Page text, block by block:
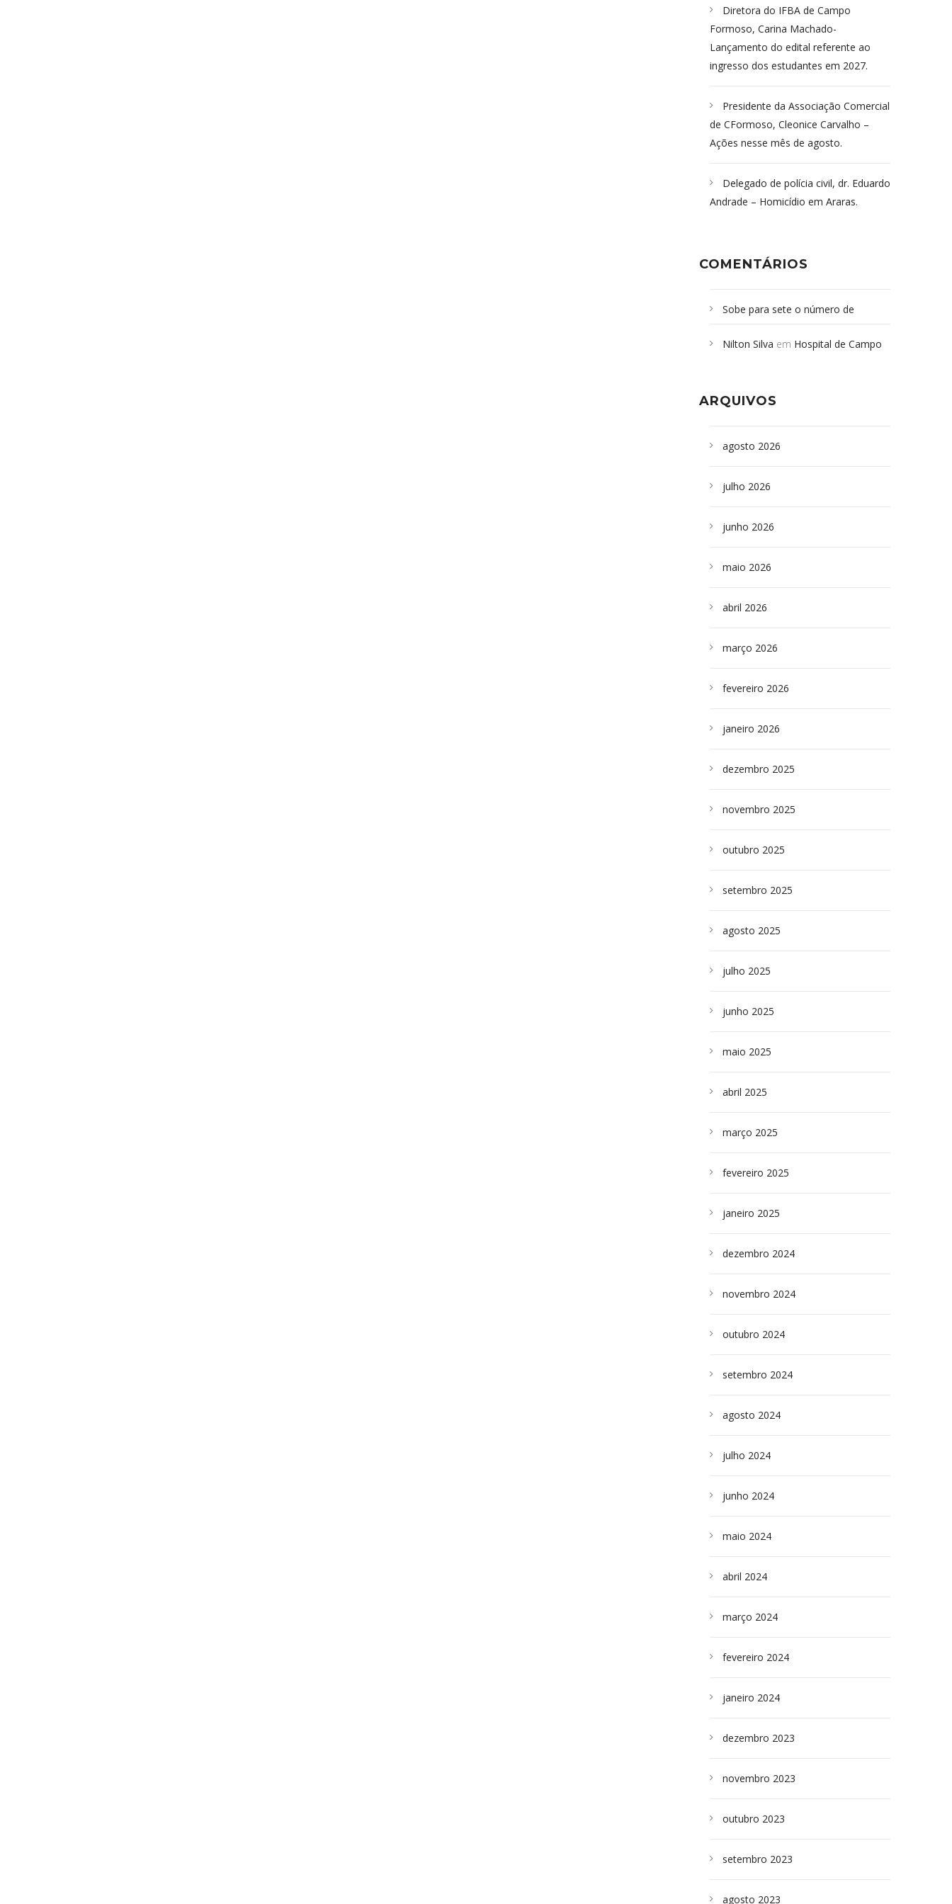
Diretora do IFBA de Campo
Formoso, Carina Machado-
Lançamento do edital referente ao
ingresso dos estudantes em 2027.
Presidente da Associação Comercial
de CFormoso, Cleonice Carvalho –
Ações nesse mês de agosto.
Delegado de polícia civil, dr. Eduardo
Andrade – Homicídio em Araras.
COMENTÁRIOS
Sobe para sete o número de
desabamento em São Paulo - Revista
sepultados em SP
Nilton Silva em Hospital de Campo
ARQUIVOS
agosto 2026
julho 2026
junho 2026
maio 2026
abril 2026
março 2026
fevereiro 2026
janeiro 2026
dezembro 2025
novembro 2025
outubro 2025
setembro 2025
agosto 2025
julho 2025
junho 2025
maio 2025
abril 2025
março 2025
fevereiro 2025
janeiro 2025
dezembro 2024
novembro 2024
outubro 2024
setembro 2024
agosto 2024
julho 2024
junho 2024
maio 2024
abril 2024
março 2024
fevereiro 2024
janeiro 2024
dezembro 2023
novembro 2023
outubro 2023
setembro 2023
agosto 2023